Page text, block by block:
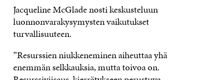
Jacqueline McGlade nosti keskusteluun
luonnonvarakysymysten vaikutukset
turvallisuuteen.
”Resurssien niukkeneminen aiheuttaa yhä
enemmän selkkauksia, mutta toivoa on.